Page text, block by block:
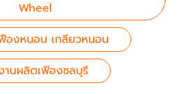
Wheel
องหนอน เกลียวหนอน
านผลิตเฟืองชลบุรี